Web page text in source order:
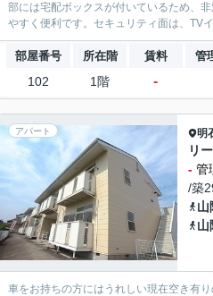
部には宅配ボックスが付いているため、
やすく便利です。セキュリティ面は、TV
部屋番号 所在階 賃料 管
102 1階 -
アパート 明
リ
- 管
/築
山
山
車をお持ちの方にはうれしい現在空き有